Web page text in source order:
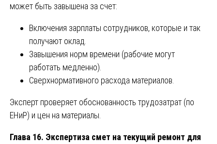
может быть завышена за счет:
Включения зарплаты сотрудников, которые и так
получают оклад.
Завышения норм времени (рабочие могут
работать медленно).
Сверхнормативного расхода материалов.
Эксперт проверяет обоснованность трудозатрат (по
ЕНиР) и цен на материалы.
Глава 16. Экспертиза смет на текущий ремонт для